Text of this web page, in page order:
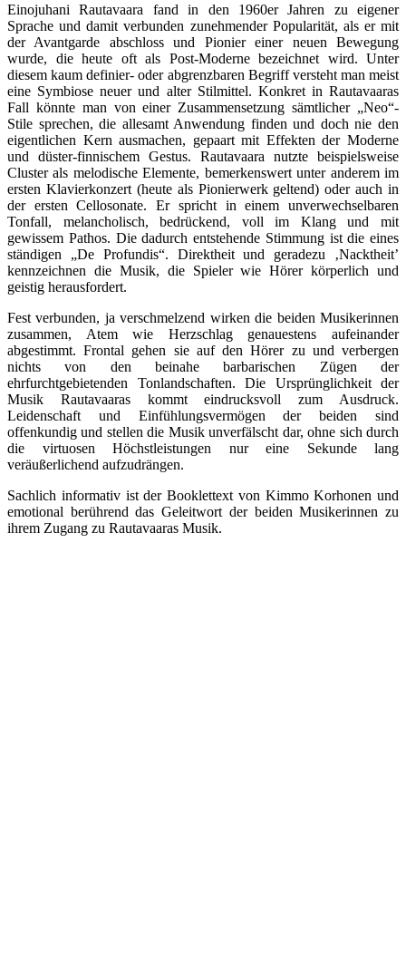
Einojuhani Rautavaara fand in den 1960er Jahren zu eigener
Sprache und damit verbunden zunehmender Popularität, als er mit
der Avantgarde abschloss und Pionier einer neuen Bewegung
wurde, die heute oft als Post-Moderne bezeichnet wird. Unter
diesem kaum definier- oder abgrenzbaren Begriff versteht man meist
eine Symbiose neuer und alter Stilmittel. Konkret in Rautavaaras
Fall könnte man von einer Zusammensetzung sämtlicher „Neo“-
Stile sprechen, die allesamt Anwendung finden und doch nie den
eigentlichen Kern ausmachen, gepaart mit Effekten der Moderne
und düster-finnischem Gestus. Rautavaara nutzte beispielsweise
Cluster als melodische Elemente, bemerkenswert unter anderem im
ersten Klavierkonzert (heute als Pionierwerk geltend) oder auch in
der ersten Cellosonate. Er spricht in einem unverwechselbaren
Tonfall, melancholisch, bedrückend, voll im Klang und mit
gewissem Pathos. Die dadurch entstehende Stimmung ist die eines
ständigen „De Profundis“. Direktheit und geradezu ‚Nacktheit’
kennzeichnen die Musik, die Spieler wie Hörer körperlich und
geistig herausfordert.
Fest verbunden, ja verschmelzend wirken die beiden Musikerinnen
zusammen, Atem wie Herzschlag genauestens aufeinander
abgestimmt. Frontal gehen sie auf den Hörer zu und verbergen
nichts von den beinahe barbarischen Zügen der
ehrfurchtgebietenden Tonlandschaften. Die Ursprünglichkeit der
Musik Rautavaaras kommt eindrucksvoll zum Ausdruck.
Leidenschaft und Einfühlungsvermögen der beiden sind
offenkundig und stellen die Musik unverfälscht dar, ohne sich durch
die virtuosen Höchstleistungen nur eine Sekunde lang
veräußerlichend aufzudrängen.
Sachlich informativ ist der Booklettext von Kimmo Korhonen und
emotional berührend das Geleitwort der beiden Musikerinnen zu
ihrem Zugang zu Rautavaaras Musik.